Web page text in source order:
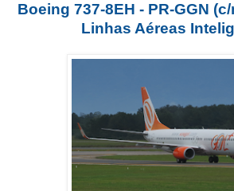
Boeing 737-8EH - PR-GGN
Linhas Aéreas